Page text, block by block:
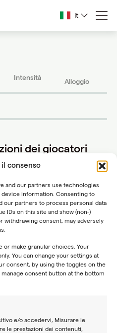
consenso
and our partners use technologies
information. Consenting to
our partners to process personal data
IDs on this site and show (non-)
withdrawing consent, may adversely
or make granular choices. Your
You can change your settings at
consent, by using the toggles on the
consent button at the bottom
e/o accedervi, Misurare le
le prestazioni dei contenuti,
It
Intensità
Alloggio
dei giocatori
a 4 giocatori per
anni.
a 4 giocatori per
i giocatori di tennis. Potrai
in un secondo
resort.